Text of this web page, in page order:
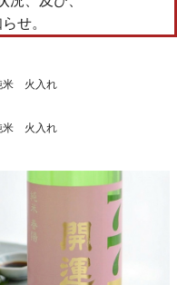
せ。
米 火入れ
米 火入れ